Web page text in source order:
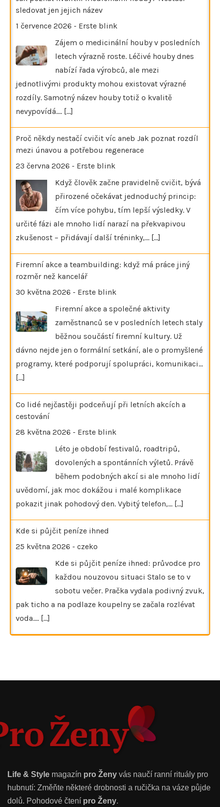
sledovat jen jejich název
1 července 2026 - Erste blink
Zájem o medicinální houby v posledních
letech výrazně roste. Léčivé houby dnes
nabízí řada výrobců, ale mezi
jednotlivými produkty mohou existovat výrazné
rozdíly. Samotný název houby totiž o kvalitě
nevypovídá.… [...]
Proč někdy nestačí cvičit víc aneb Jak poznat rozdíl
mezi únavou a potřebou regenerace
23 června 2026 - Erste blink
Když člověk začne pravidelně cvičit, bývá
přirozené očekávat jednoduchý princip:
čím více pohybu, tím lepší výsledky. V
určité fázi ale mnoho lidí narazí na překvapivou
zkušenost – přidávají další tréninky,… [...]
Firemní akce a teambuilding: když má práce jiný
rozměr než kancelář
30 května 2026 - Erste blink
Firemní akce a společné aktivity
zaměstnanců se v posledních letech staly
běžnou součástí firemní kultury. Už
dávno nejde jen o formální setkání, ale o promyšlené
programy, které podporují spolupráci, komunikaci…
[...]
Co lidé nejčastěji podceňují při letních akcích a
cestování
28 května 2026 - Erste blink
Léto je období festivalů, roadtripů,
dovolených a spontánních výletů. Právě
během podobných akcí si ale mnoho lidí
uvědomí, jak moc dokážou i malé komplikace
pokazit jinak pohodový den. Vybitý telefon,… [...]
Kde si půjčit peníze ihned
25 května 2026 - czeko
Kde si půjčit peníze ihned: průvodce pro
každou nouzovou situaci Stalo se to v
sobotu večer. Pračka vydala podivný zvuk,
pak ticho a na podlaze koupelny se začala rozlévat
voda.… [...]
Life & Style magazín pro Ženy vás naučí ranní rituály pro
hubnutí: Změňte některé drobnosti a ručička na váze půjde
dolů. Pohodové čtení pro Ženy.